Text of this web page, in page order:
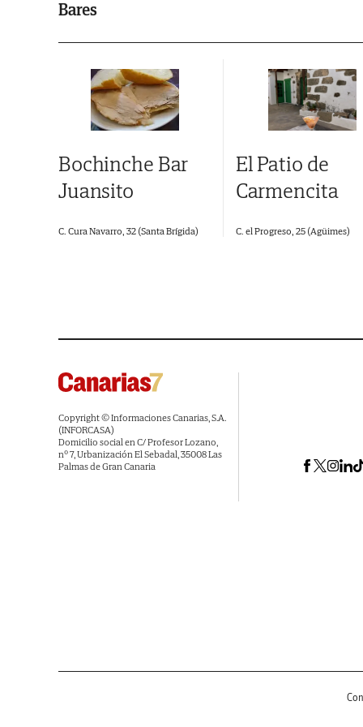
Bares
Bochinche Bar
Juansito
C. Cura Navarro, 32 (Santa Brígida)
El Patio de
Carmencita
C. el Progreso, 25 (Agüimes)
Copyright © Informaciones Canarias, S.A.
(INFORCASA)
Domicilio social en C/ Profesor Lozano,
nº 7, Urbanización El Sebadal, 35008 Las
Palmas de Gran Canaria